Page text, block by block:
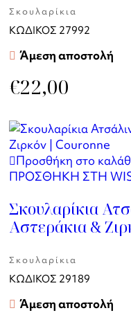
Σκουλαρίκια
ΚΩΔΙΚΟΣ 27992
Άμεση αποστολή
€22,00
Προσθήκη στο
ΠΡΟΣΘΗΚΗ ΣΤΗ
Σκουλαρίκια
Αστεράκια &
Σκουλαρίκια
ΚΩΔΙΚΟΣ 29189
Άμεση αποστολή